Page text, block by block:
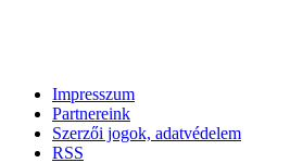
Impresszum
Partnereink
Szerzői jogok, adatvédelem
RSS